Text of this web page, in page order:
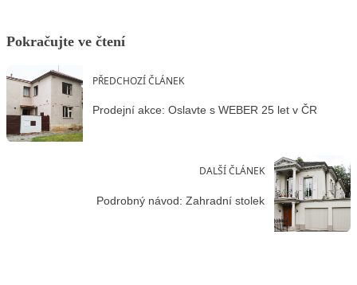
Pokračujte ve čtení
PŘEDCHOZÍ ČLÁNEK
Prodejní akce: Oslavte s WEBER 25 let v ČR
DALŠÍ ČLÁNEK
Podrobný návod: Zahradní stolek